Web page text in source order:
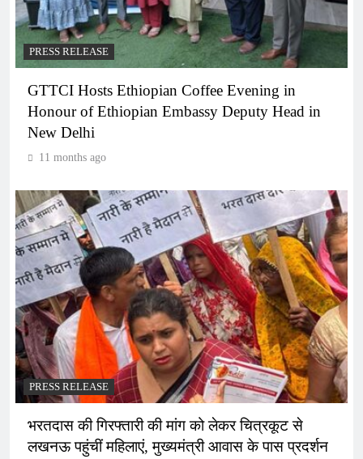
PRESS RELEASE
GTTCI Hosts Ethiopian Coffee Evening in
Honour of Ethiopian Embassy Deputy Head in
New Delhi
11 months ago
PRESS RELEASE
भरतदास की गिरफ्तारी की मांग को लेकर चित्रकूट से
लखनऊ पहुंचीं महिलाएं, मुख्यमंत्री आवास के पास प्रदर्शन